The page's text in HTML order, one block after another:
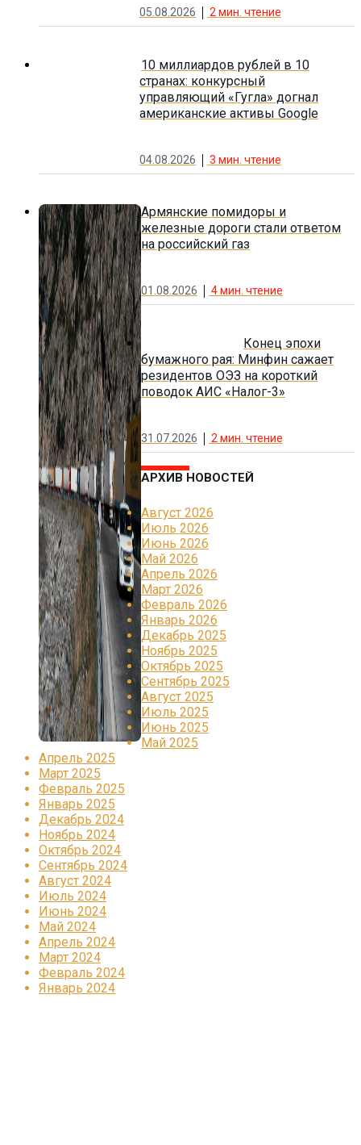
05.08.2026 2мин. чтение
10 миллиардов рублей в 10
странах: конкурсный
управляющий «Гугла» догнал
американские активы Google
04.08.2026 3 мин. чтение
Армянские помидоры и
железные дороги стали ответом
на российский газ
01.08.2026 4мин. чтение
Конец эпохи
бумажного рая: Минфин сажает
резидентов ОЭЗ на короткий
поводок АИС «Налог-3»
31.07.2026 2 мин. чтение
АРХИВ НОВОСТЕЙ
Август 2026
Июль 2026
Июнь 2026
Май 2026
Апрель 2026
Март 2026
Февраль 2026
Январь 2026
Декабрь 2025
Ноябрь 2025
Октябрь 2025
Сентябрь 2025
Август 2025
Июль 2025
Июнь 2025
Май 2025
Апрель 2025
Март 2025
Февраль 2025
Январь 2025
Декабрь 2024
Ноябрь 2024
Октябрь 2024
Сентябрь 2024
Август 2024
Июль 2024
Июнь 2024
Май 2024
Апрель 2024
Март 2024
Февраль 2024
Январь 2024